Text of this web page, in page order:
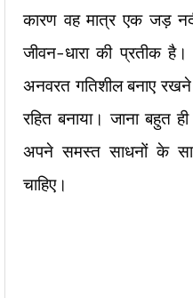
कारण वह मात्र एक जड़
जीवन-धारा की प्रतीक
अनवरत गतिशील बनाए
रहित बनाया। जाना
अपने समस्त साधनों के
चाहिए।